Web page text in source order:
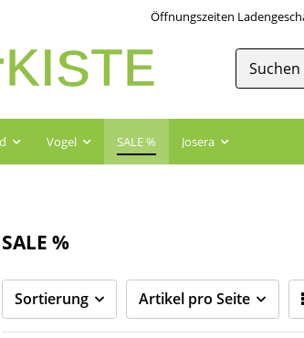
Öffnungszeiten
Vogel SALE % Josera
SALE %
Sortierung Artikel pro Seite